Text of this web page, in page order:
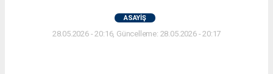
ASAYİŞ
28.05.2026 - 20:16, Güncelleme: 28.05.2026 - 20:17